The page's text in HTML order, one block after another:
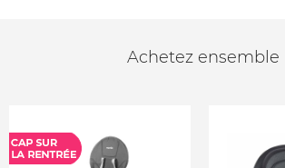
Achetez ensemble